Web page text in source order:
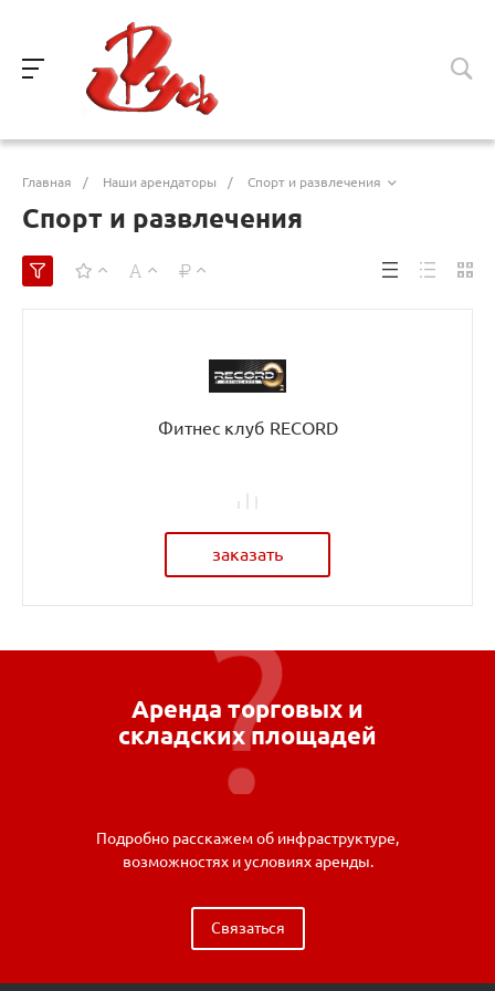
Главная / Наши арендаторы / Спорт и развлечения
Спорт и развлечения
Фитнес клуб RECORD
заказать
Аренда торговых и
складских площадей
Подробно расскажем об инфраструктуре,
возможностях и условиях аренды.
Связаться